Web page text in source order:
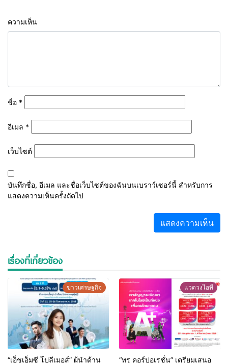
ความเห็น
ชื่อ *
อีเมล *
เว็บไซต์
บันทึกชื่อ, อีเมล และชื่อเว็บไซต์ของฉันบนเบราว์เซอร์นี้ สำหรับการ
แสดงความเห็นครั้งถัดไป
เรื่องที่เกี่ยวข้อง
ข่าวเศรษฐกิจ
“เอ็ชเอ็มซี โปลีเมอส์” ผู้นำด้าน
แวดวงไอที
“ทรู คอร์ปอเรชั่น” เตรียมเสนอ